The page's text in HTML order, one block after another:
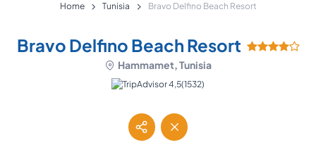
Home Tunisia Bravo Delfino Beach Resort
Bravo Delfino Beach Resort
Hammamet, Tunisia
(1532)